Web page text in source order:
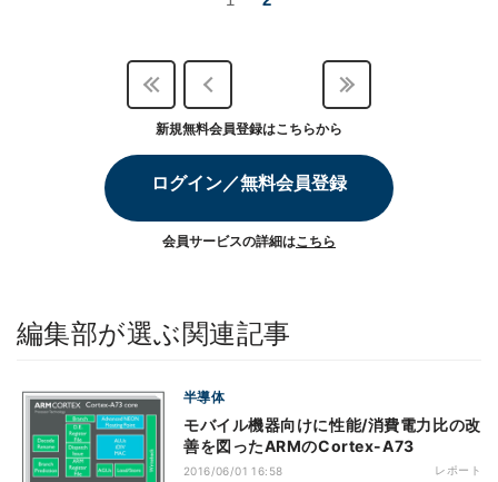
新規無料会員登録はこちらから
ログイン／無料会員登録
会員サービスの詳細はこちら
編集部が選ぶ関連記事
半導体
モバイル機器向けに性能/消費電力比の改
善を図ったARMのCortex-A73
2016/06/01 16:58 レポート